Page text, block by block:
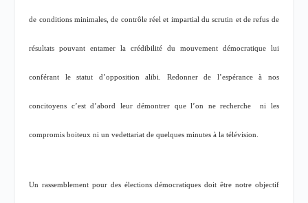
de conditions minimales, de contrôle réel et impartial du scrutin et de refus de
résultats pouvant entamer la crédibilité du mouvement démocratique lui
conférant le statut d’opposition alibi. Redonner de l’espérance à nos
concitoyens c’est d’abord leur démontrer que l’on ne recherche ni les
compromis boiteux ni un vedettariat de quelques minutes à la télévision.
Un rassemblement pour des élections démocratiques doit être notre objectif